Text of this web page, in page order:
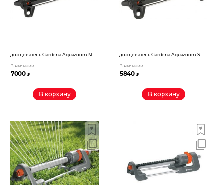
дождеватель Gardena Aquazoom M
В наличии
7000₽
В корзину
дождеватель Gardena Aquazoom S
В наличии
5840₽
В корзину